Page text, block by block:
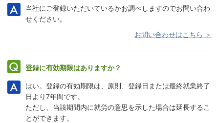
当社にご登録いただいているかお調べしますのでお問い合わ
せください。
お問い合わせはこちら ＞
登録に有効期限はありますか？
はい。登録の有効期限は、原則、登録日または最終就業終了
日より7年間です。
ただし、当該期間内に就労の意思を示した場合は延長するこ
とができます。